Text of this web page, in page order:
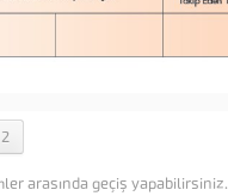
2
arasında geçiş yapabilirsiniz.